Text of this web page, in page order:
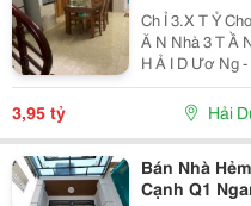
Tốt
Ch Ỉ 3.X T Ỷ Cho
Ă N Nhà 3 T Ầ
H Ả I D Ươ Ng - Di Ệ N Tích 60M2, M Ặ T Ti Ề N 4M,
Vuông V Ắ N - Nhà Xây 3 T Ầ Ng, 3 Ng Ủ , V Ệ Sinh,
3,95 tỷ Hải
Bán Nhà
Cạnh Q1 Ngang 3 X 16 M Xây Dựng Mới Trệt